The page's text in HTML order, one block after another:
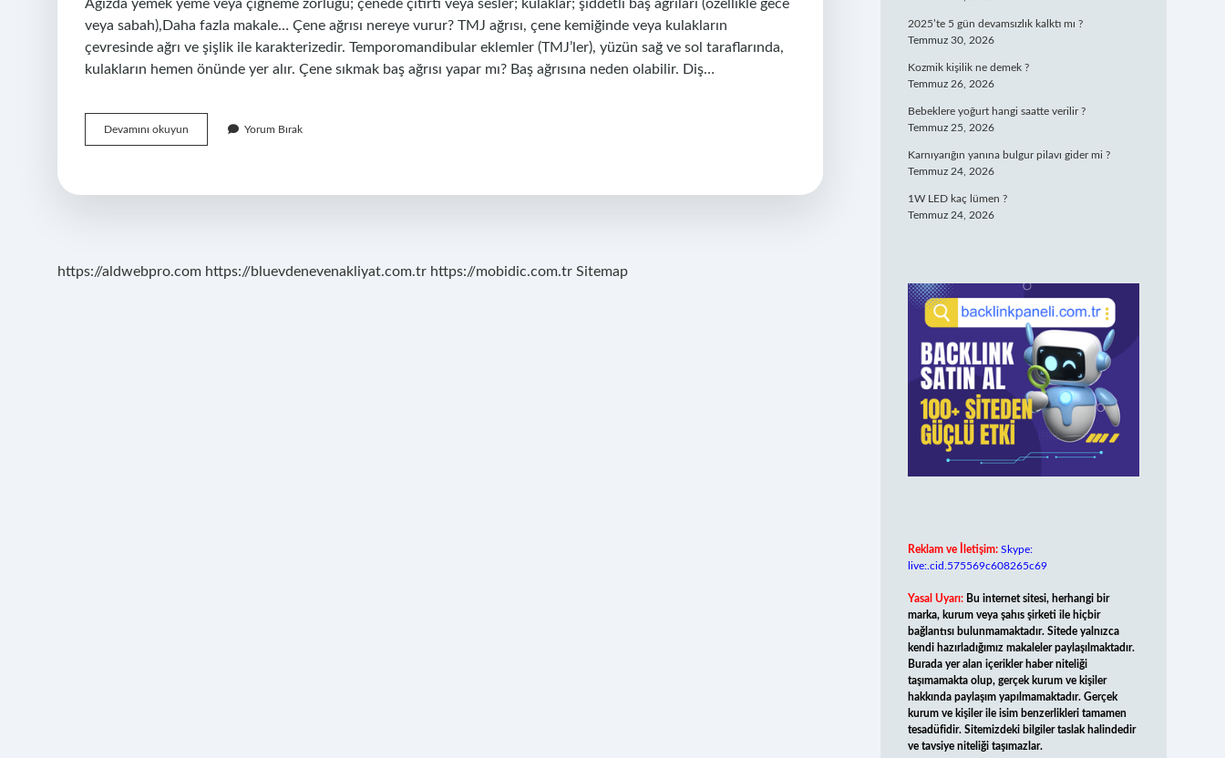
Ağızda yemek yeme veya çiğneme zorluğu; çenede çıtırtı veya sesler; kulaklar; şiddetli baş ağrıları (özellikle gece
veya sabah),Daha fazla makale… Çene ağrısı nereye vurur? TMJ ağrısı, çene kemiğinde veya kulakların
çevresinde ağrı ve şişlik ile karakterizedir. Temporomandibular eklemler (TMJ’ler), yüzün sağ ve sol taraflarında,
kulakların hemen önünde yer alır. Çene sıkmak baş ağrısı yapar mı? Baş ağrısına neden olabilir. Diş…
Devamını okuyun
Eklemi
Yapar
Yorum Bırak
https://aldwebpro.com https://bluevdenevenakliyat.com.tr https://mobidic.com.tr Sitemap
2025’te 5 gün devamsızlık kalktı mı ?
Temmuz 30, 2026
Kozmik kişilik ne demek ?
Temmuz 26, 2026
Bebeklere yoğurt hangi saatte verilir ?
Temmuz 25, 2026
Karnıyarığın yanına bulgur pilavı gider mi ?
Temmuz 24, 2026
1W LED kaç lümen ?
Temmuz 24, 2026
Reklam ve İletişim: Skype:
live:.cid.575569c608265c69
Yasal Uyarı: Bu internet sitesi, herhangi bir
marka, kurum veya şahıs şirketi ile hiçbir
bağlantısı bulunmamaktadır. Sitede yalnızca
kendi hazırladığımız makaleler paylaşılmaktadır.
Burada yer alan içerikler haber niteliği
taşımamakta olup, gerçek kurum ve kişiler
hakkında paylaşım yapılmamaktadır. Gerçek
kurum ve kişiler ile isim benzerlikleri tamamen
tesadüfidir. Sitemizdeki bilgiler taslak halindedir
ve tavsiye niteliği taşımazlar.